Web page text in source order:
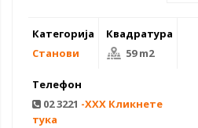
Категорија
Станови
Квадратура
59 m2
Телефон
02 3221 -XXX Кликнете
тука